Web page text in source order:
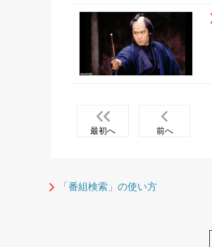
最初へ 前へ
「番組検索」の使い方